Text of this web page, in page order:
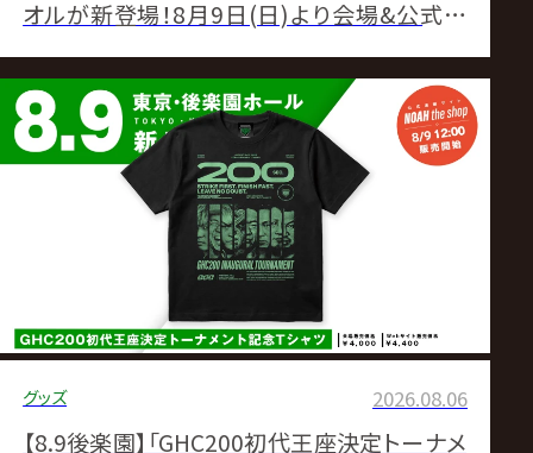
オルが新登場！8月9日(日)より会場&公式通
販サイトにて販売スタート！
グッズ 2026.08.06
【8.9後楽園】「GHC200初代王座決定トーナメ